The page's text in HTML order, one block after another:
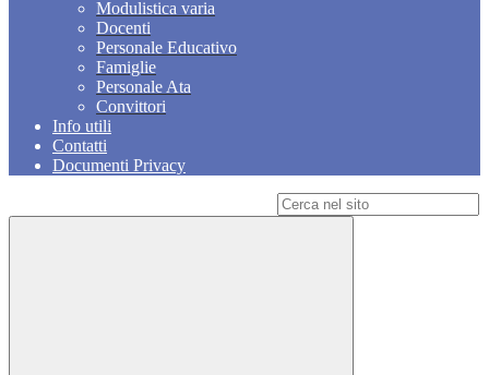
Modulistica varia
Docenti
Personale Educativo
Famiglie
Personale Ata
Convittori
Info utili
Contatti
Documenti Privacy